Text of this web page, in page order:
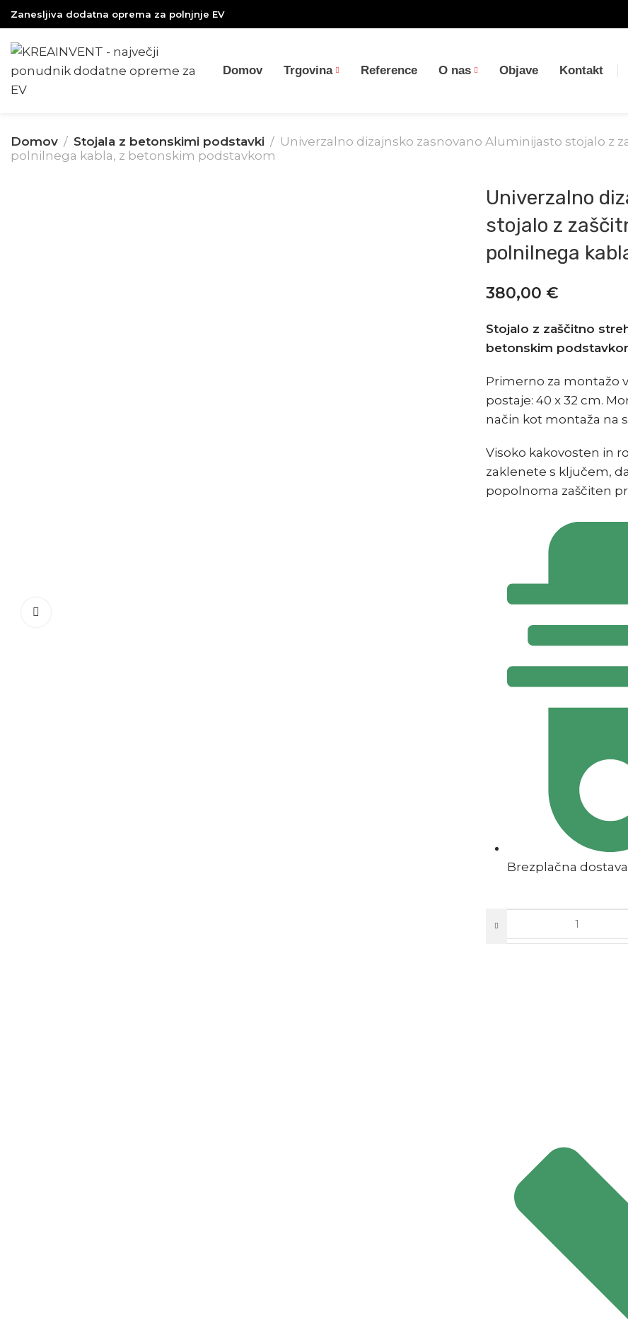
Zanesljiva dodatna oprema za polnjnje EV
Domov Trgovina Reference O nas Objave Kontakt
Domov Stojala z betonskimi podstavki
Univerzalno dizajnsko zasnovano Aluminijasto stojalo z
polnilnega kabla, z betonskim podstavkom
Univerzalno
stojalo z
polnilnega
380,00 €
Stojalo z zaščitno
betonskim
Primerno za montažo
postaje: 40 x 32 cm.
način kot montaža na
Visoko kakovosten in
zaklenete s ključem,
popolnoma zaščiten
Brezplačna